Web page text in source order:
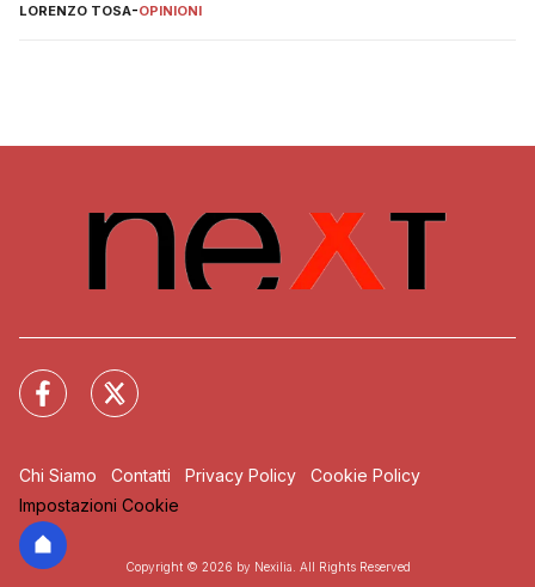
LORENZO TOSA-OPINIONI
Chi Siamo Contatti Privacy Policy
Cookie Policy
Impostazioni Cookie
Copyright © 2026 by Nexilia. All Rights Reserved